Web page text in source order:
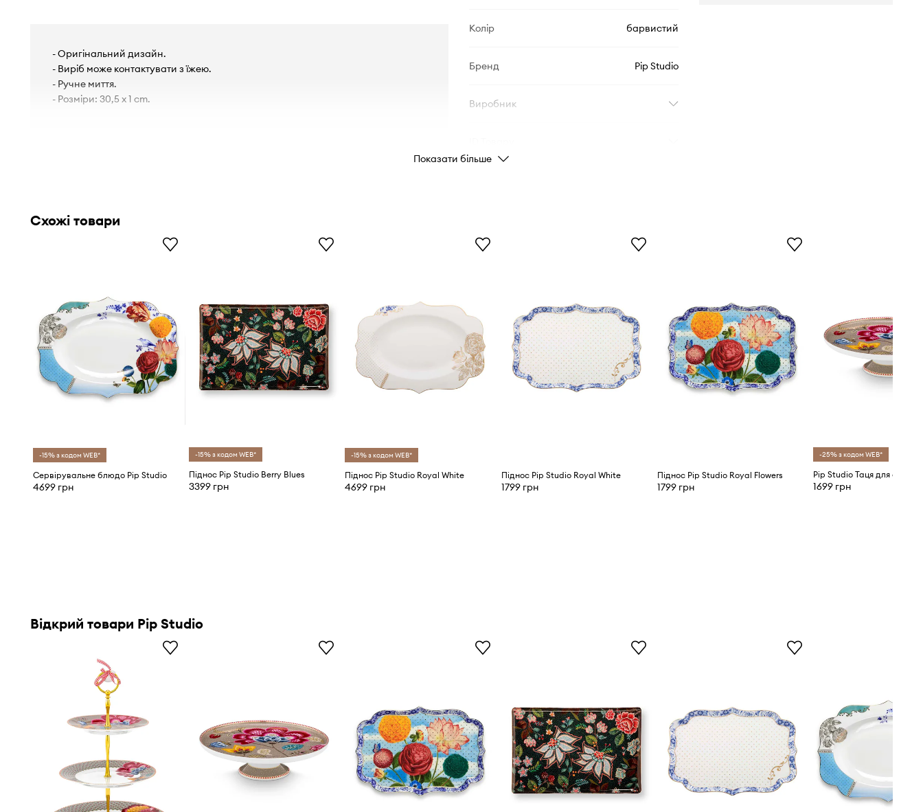
- Оригінальний дизайн.
- Виріб може контактувати з їжею.
- Ручне миття.
- Розміри: 30,5 x 1 cm.
Колір барвистий
Бренд Pip Studio
Виробник
Показати більше
Схожі товари
-15% з кодом WEB*
Сервірувальне блюдо Pip Studio
4699 грн
-15% з кодом WEB*
Піднос Pip Studio Berry Blues
3399 грн
-15% з кодом WEB*
Піднос Pip Studio Royal White
4699 грн
Піднос Pip Studio Royal White
1799 грн
Піднос Pip Studio Royal Flowers
1799 грн
-25% з кодом WEB*
1699 грн
Відкрий товари Pip Studio